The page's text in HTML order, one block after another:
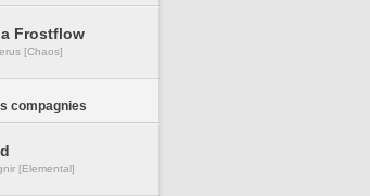
Frostflow
[Chaos]
compagnies
[Elemental]